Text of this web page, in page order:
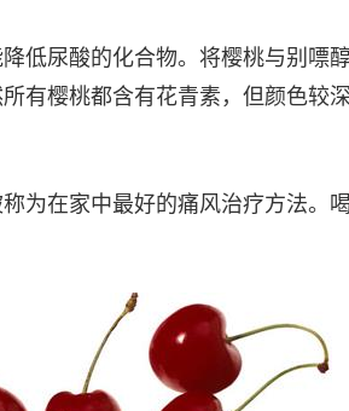
低尿酸的化合物。将樱桃与别嘌
有樱桃都含有花青素，但颜色较
为在家中最好的痛风治疗方法。